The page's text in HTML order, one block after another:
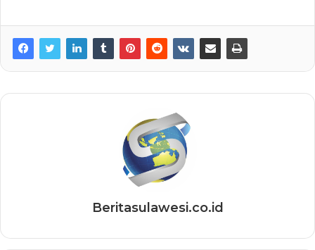
Beritasulawesi.co.id